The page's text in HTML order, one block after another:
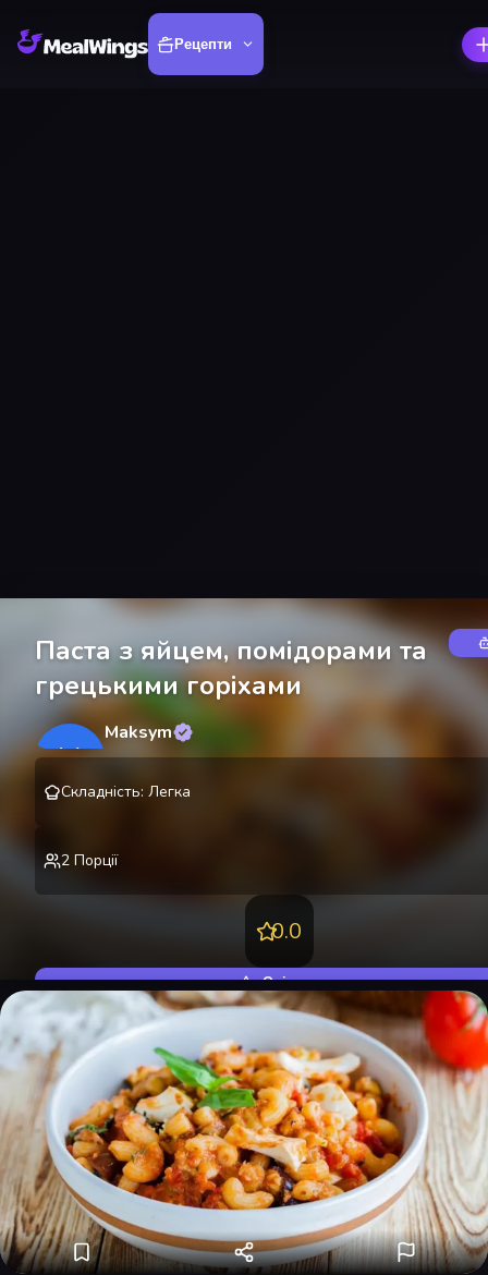
Рецепти
Паста з яйцем, помідорами та
грецькими горіхами
M
Maksym
Складність: Легка
2 Порції
0.0
Оцінити